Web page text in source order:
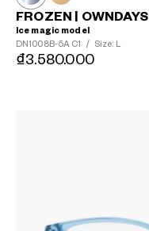
FROZEN | OWNDAYS
Ice magic model
DN1008B-5A C1 / Size: L
₫3.580.000